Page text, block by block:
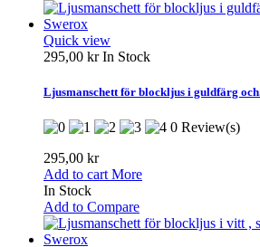
Quick view
295,00 krIn Stock
Ljusmanschett för blockljus i guldfärg
0 Review(s)
295,00 kr
Add to cart More
In Stock
Add to Compare